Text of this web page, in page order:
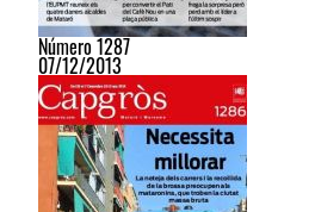
Número 1287
07/12/2013